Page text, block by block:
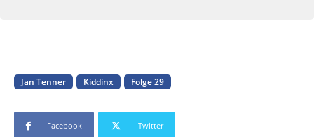
Jan Tenner Kiddinx Folge 29
Facebook Twitter